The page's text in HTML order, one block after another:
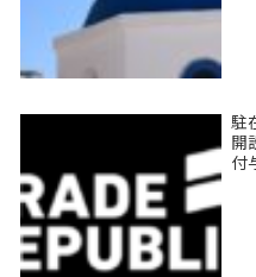
駐
開
付